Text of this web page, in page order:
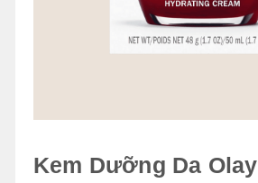
Kem Dưỡng Da Olay